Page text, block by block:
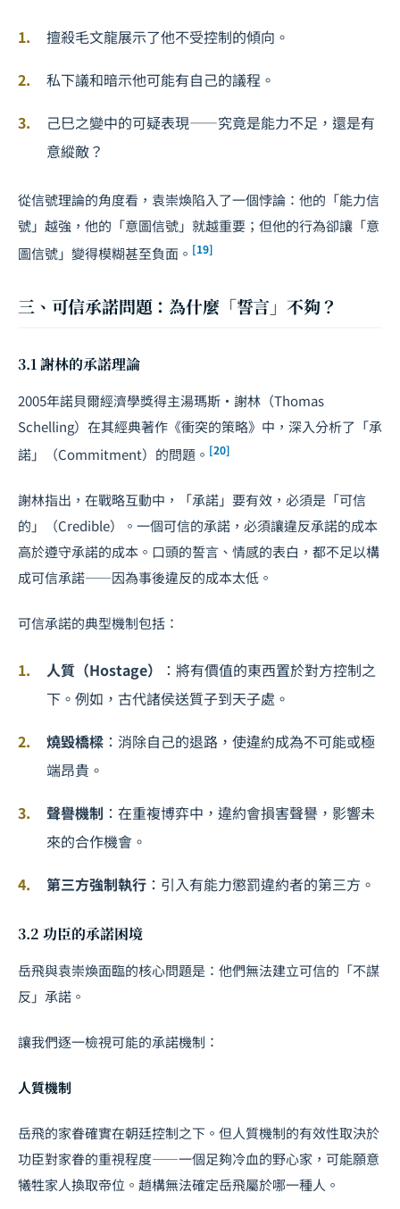
擅殺毛文龍展示了他不受控制的傾向。
私下議和暗示他可能有自己的議程。
己巳之變中的可疑表現——究竟是能力不足，還是有
意縱敵？
從信號理論的角度看，袁崇煥陷入了一個悖論：他的「能力信
號」越強，他的「意圖信號」就越重要；但他的行為卻讓「意
圖信號」變得模糊甚至負面。 [19]
三、可信承諾問題：為什麼「誓言」不夠？
3.1 謝林的承諾理論
2005年諾貝爾經濟學獎得主湯瑪斯·謝林（Thomas
Schelling）在其經典著作《衝突的策略》中，深入分析了「承
諾」（Commitment）的問題。 [20]
謝林指出，在戰略互動中，「承諾」要有效，必須是「可信
的」（Credible）。一個可信的承諾，必須讓違反承諾的成本
高於遵守承諾的成本。口頭的誓言、情感的表白，都不足以構
成可信承諾——因為事後違反的成本太低。
可信承諾的典型機制包括：
人質（Hostage）
：將有價值的東西置於對方控制之
下。例如，古代諸侯送質子到天子處。
燒毀橋樑 ：消除自己的退路，使違約成為不可能或極
端昂貴。
聲譽機制 ：在重複博弈中，違約會損害聲譽，影響未
來的合作機會。
第三方強制執行 ：引入有能力懲罰違約者的第三方。
3.2 功臣的承諾困境
岳飛與袁崇煥面臨的核心問題是：他們無法建立可信的「不謀
反」承諾。
讓我們逐一檢視可能的承諾機制：
人質機制
岳飛的家眷確實在朝廷控制之下。但人質機制的有效性取決於
功臣對家眷的重視程度——一個足夠冷血的野心家，可能願意
犧牲家人換取帝位。趙構無法確定岳飛屬於哪一種人。